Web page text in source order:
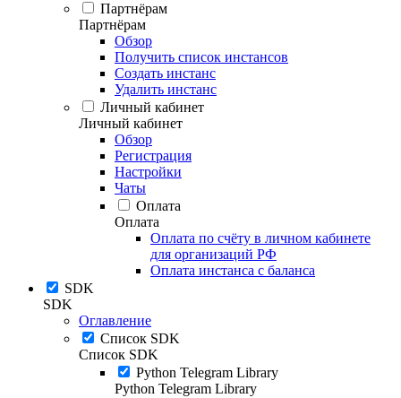
Партнёрам
Партнёрам
Обзор
Получить список инстансов
Создать инстанс
Удалить инстанс
Личный кабинет
Личный кабинет
Обзор
Регистрация
Настройки
Чаты
Оплата
Оплата
Оплата по счёту в личном кабинете
для организаций РФ
Оплата инстанса с баланса
SDK
SDK
Оглавление
Список SDK
Список SDK
Python Telegram Library
Python Telegram Library